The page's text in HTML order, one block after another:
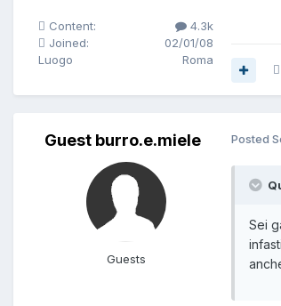
Content:
4.3k
Joined:
02/01/08
Luogo
Roma
Guest burro.e.miele
Guests
Posted
Sei